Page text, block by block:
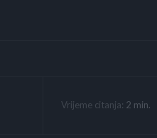
Vrijeme citanja: 2 min.